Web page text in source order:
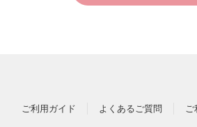
ご利用ガイド よくあるご質問 ご